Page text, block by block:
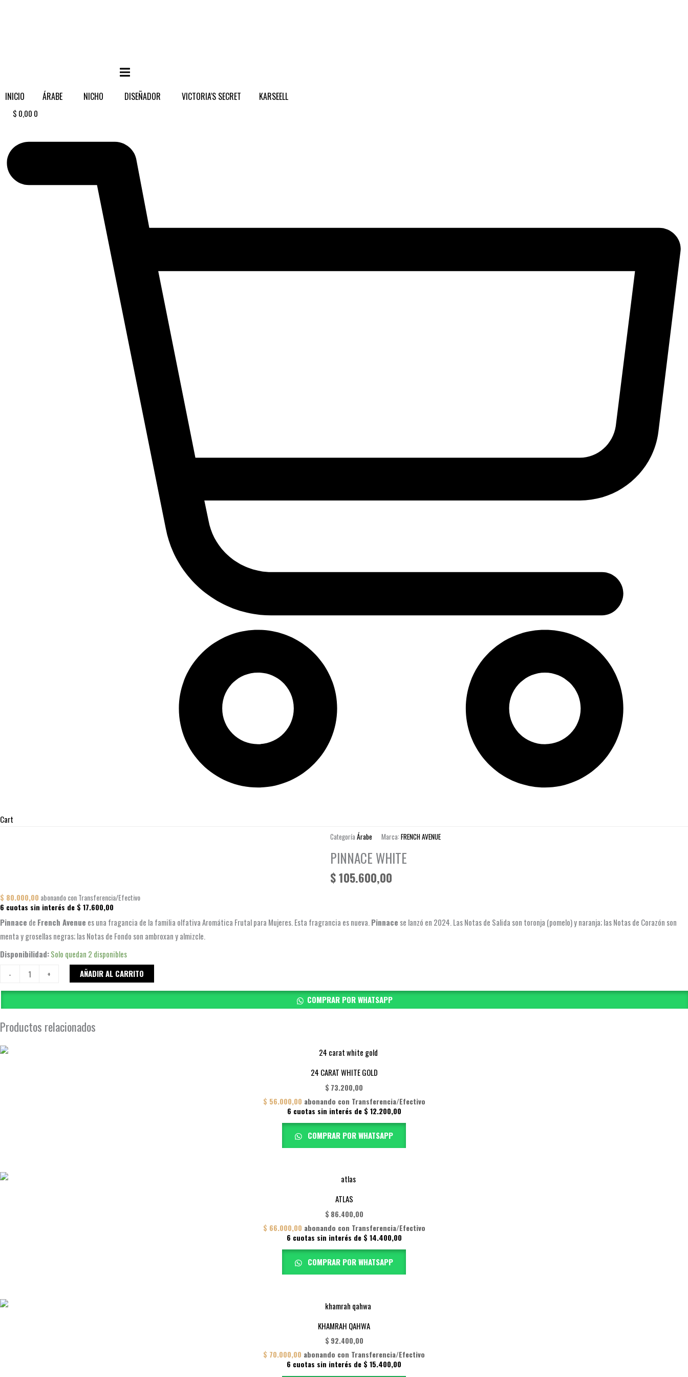
INICIO ÁRABE NICHO DISEÑADOR VICTORIA'S SECRET KARSEELL
$ 0,00 0
Cart
Categoría Árabe Marca:FRENCH AVENUE
PINNACE WHITE
$105.600,00
$ 80.000,00 abonando con Transferencia/Efectivo
6 cuotas sin interés de $ 17.600,00
Pinnace de French Avenue es una fragancia de la familia olfativa Aromática Frutal para Mujeres. Esta fragrancia es nueva. Pinnace se lanzó en 2024. Las Notas de Salida son toronja (pomelo) y naranja; las Notas de Corazón son
menta y grosellas negras; las Notas de Fondo son ambroxan y almizcle.
Disponibilidad:Solo quedan 2 disponibles
-
+ AÑADIR AL CARRITO
COMPRAR POR WHATSAPP
Productos relacionados
24 CARAT WHITE GOLD
$ 73.200,00
$ 56.000,00 abonando con Transferencia/Efectivo
6 cuotas sin interés de $ 12.200,00
COMPRAR POR WHATSAPP
ATLAS
$ 86.400,00
$ 66.000,00 abonando con Transferencia/Efectivo
6 cuotas sin interés de $ 14.400,00
COMPRAR POR WHATSAPP
KHAMRAH QAHWA
$ 92.400,00
$ 70.000,00 abonando con Transferencia/Efectivo
6 cuotas sin interés de $ 15.400,00